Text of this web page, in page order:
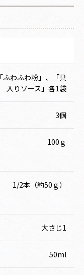
「ふわふわ粉」、「具
入りソース」各1袋
3個
100ｇ
1/2本（約50ｇ）
大さじ1
50ml